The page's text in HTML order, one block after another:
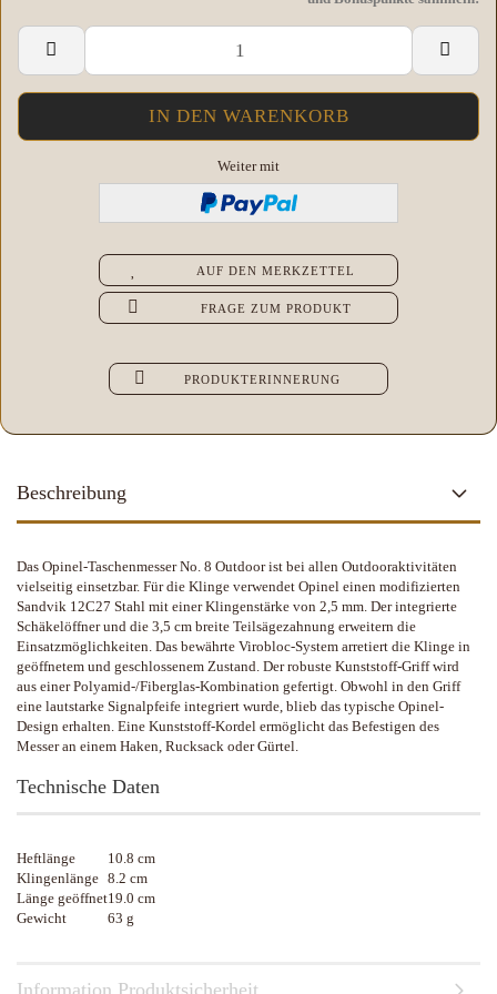
Weiter mit
AUF DEN MERKZETTEL
FRAGE ZUM PRODUKT
PRODUKTERINNERUNG
Beschreibung
Das Opinel-Taschenmesser No. 8 Outdoor ist bei allen Outdooraktivitäten
vielseitig einsetzbar. Für die Klinge verwendet Opinel einen modifizierten
Sandvik 12C27 Stahl mit einer Klingenstärke von 2,5 mm. Der integrierte
Schäkelöffner und die 3,5 cm breite Teilsägezahnung erweitern die
Einsatzmöglichkeiten. Das bewährte Virobloc-System arretiert die Klinge in
geöffnetem und geschlossenem Zustand. Der robuste Kunststoff-Griff wird
aus einer Polyamid-/Fiberglas-Kombination gefertigt. Obwohl in den Griff
eine lautstarke Signalpfeife integriert wurde, blieb das typische Opinel-
Design erhalten. Eine Kunststoff-Kordel ermöglicht das Befestigen des
Messer an einem Haken, Rucksack oder Gürtel.
Technische Daten
Heftlänge
10.8 cm
Klingenlänge 8.2 cm
Länge geöffnet19.0 cm
Gewicht
63 g